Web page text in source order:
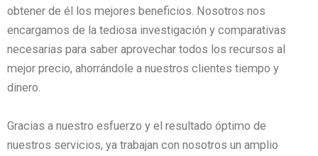
obtener de él los mejores beneficios. Nosotros nos
encargamos de la tediosa investigación y comparativas
necesarias para saber aprovechar todos los recursos al
mejor precio, ahorrándole a nuestros clientes tiempo y
dinero.
Gracias a nuestro esfuerzo y el resultado óptimo de
nuestros servicios, ya trabajan con nosotros un amplio